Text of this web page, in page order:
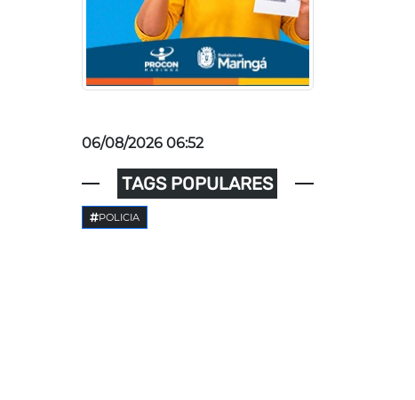
06/08/2026 06:52
TAGS POPULARES
POLICIA